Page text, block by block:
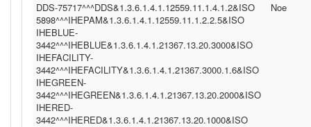
DDS-75717^^^DDS&1.3.6.1.4.1.12559.11.1.4.1.2&ISO
5898^^^IHEPAM&1.3.6.1.4.1.12559.11.1.2.2.5&ISO
IHEBLUE-
3442^^^IHEBLUE&1.3.6.1.4.1.21367.13.20.3000&ISO
IHEFACILITY-
3442^^^IHEFACILITY&1.3.6.1.4.1.21367.3000.1.6&ISO
IHEGREEN-
3442^^^IHEGREEN&1.3.6.1.4.1.21367.13.20.2000&ISO
IHERED-
3442^^^IHERED&1.3.6.1.4.1.21367.13.20.1000&ISO
Noe